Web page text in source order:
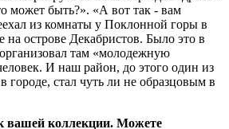
может быть?». «А вот так - вам
из комнаты у Поклонной горы в
на острове Декабристов. Было это в
там «молодежную
И наш район, до этого один из
стал чуть ли не образцовым в
вашей коллекции. Можете